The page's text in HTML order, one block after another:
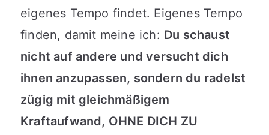
eigenes Tempo findet. Eigenes Tempo
finden, damit meine ich: Du schaust
nicht auf andere und versucht dich
ihnen anzupassen, sondern du radelst
zügig mit gleichmäßigem
Kraftaufwand, OHNE DICH ZU